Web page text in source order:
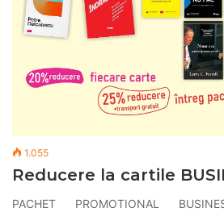
1.055
Reducere la cartile
PACHET PROMOTIONAL